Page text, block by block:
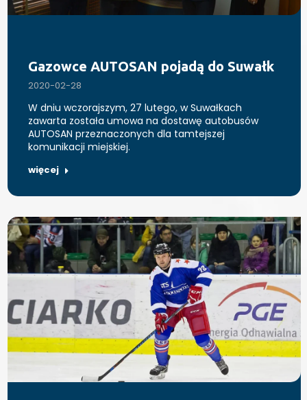
Gazowce AUTOSAN pojadą do Suwałk
2020-02-28
W dniu wczorajszym, 27 lutego, w Suwałkach
zawarta została umowa na dostawę autobusów
AUTOSAN przeznaczonych dla tamtejszej
komunikacji miejskiej.
więcej